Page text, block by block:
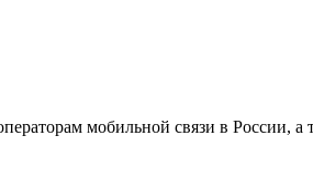
мобильной связи в России, а